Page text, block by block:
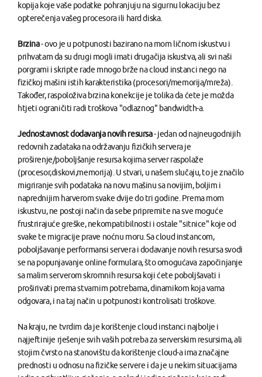
kopija koje vaše podatke pohranjuju na sigurnu lokaciju bez
opterečenja vašeg procesora ili hard diska.
Brzina- ovo je u potpunosti bazirano na mom ličnom iskustvu i
prihvatam da su drugi mogli imati drugačija iskustva, ali svi naši
porgrami i skripte rade mnogo brže na cloud instanci nego na
fizičkoj mašini istih karakteristika (procesori/memorija/mreža).
Također, raspoloživa brzina konekcije je tolika da ćete je možda
htjeti ograničiti radi troškova "odlaznog" bandwidth-a.
Jednostavnost dodavanja novih resursa- jedan od najneugodnijih
redovnih zadataka na održavanju fizičkih servera je
proširenje/poboljšanje resursa kojima server raspolaže
(procesor,diskovi,memorija). U stvari, u našem slučaju, to je značilo
migriranje svih podataka na novu mašinu sa novijim, boljim i
naprednijim harverom svake dvije do tri godine. Prema mom
iskustvu, ne postoji način da sebe pripremite na sve moguće
frustrirajuće greške, nekompatibilnosti i ostale "sitnice" koje od
svake te migracije prave noćnu moru. Sa cloud instancom,
poboljšavanje performansi servera i dodavanje novih resursa svodi
se na popunjavanje online formulara, što omogućava započinjanje
sa malim serverom skromnih resursa koji ćete poboljšavati i
proširivati prema stvarnim potrebama, dinamikom koja vama
odgovara, i na taj način u potpunosti kontrolisati troškove.
Na kraju, ne tvrdim da je korištenje cloud instanci najbolje i
najjeftinije rješenje svih vaših potreba za serverskim resursima, ali
stojim čvrsto na stanovištu da korištenje cloud-a ima značajne
prednosti u odnosu na fizičke servere i da je u nekim situacijama